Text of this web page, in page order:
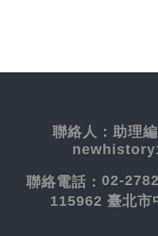
聯絡人： 助理
聯絡電話： 02-
115962 臺北市